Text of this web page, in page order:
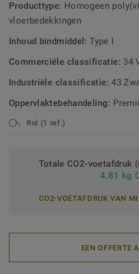
Producttype: Homogeen
vloerbedekkingen
Inhoud bindmiddel:Type I
Commerciële classificatie: 34
Industriële classificatie:43
Oppervlaktebehandeling:
Rol (1 ref.)
Totale CO2-voetafdruk
4.81 kg
CO2-VOETAFDRUK VAN
EEN OFFERTE